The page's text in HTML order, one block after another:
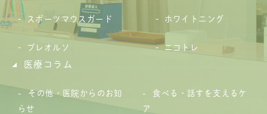
スポーツマウスガード ホワイトニング
プレオルソ ニコトレ
医療コラム
その他・医院からのお知
らせ
食べる・話すを支えるケ
ア